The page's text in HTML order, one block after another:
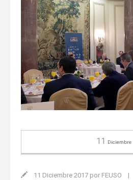
11 Diciembre
11 Diciembre 2017 por FEUSO |